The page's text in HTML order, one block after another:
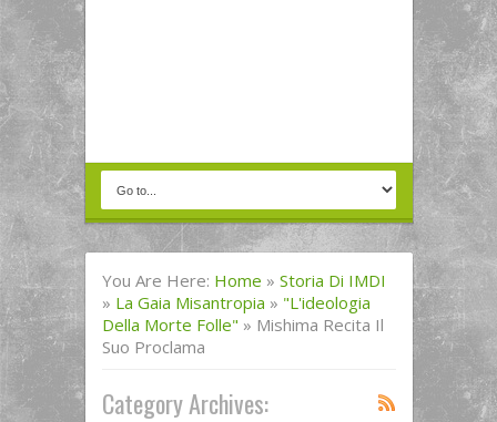
You Are Here: Home » Storia Di IMDI
» La Gaia Misantropia » "L'ideologia
Della Morte Folle" » Mishima Recita Il
Suo Proclama
Category Archives: